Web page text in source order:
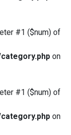
#1 ($num) of
on
#1 ($num) of
on